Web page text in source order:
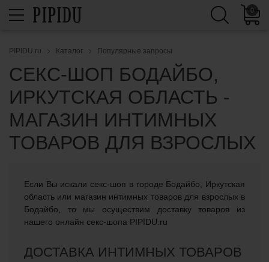
0
PIPIDU.ru Каталог Популярные запросы
СЕКС-ШОП БОДАЙБО,
ИРКУТСКАЯ ОБЛАСТЬ -
МАГАЗИН ИНТИМНЫХ
ТОВАРОВ ДЛЯ ВЗРОСЛЫХ
Если Вы искали cекс-шоп в городе Бодайбо, Иркутская
область или магазин интимных товаров для взрослых в
Бодайбо, то мы осуществим доставку товаров из
нашего онлайн секс-шопа PIPIDU.ru
ДОСТАВКА ИНТИМНЫХ ТОВАРОВ